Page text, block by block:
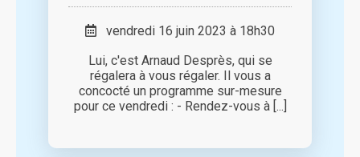
vendredi 16 juin 2023 à 18h30
Lui, c'est Arnaud Desprès, qui se
régalera à vous régaler. Il vous a
concocté un programme sur-mesure
pour ce vendredi : - Rendez-vous à [...]